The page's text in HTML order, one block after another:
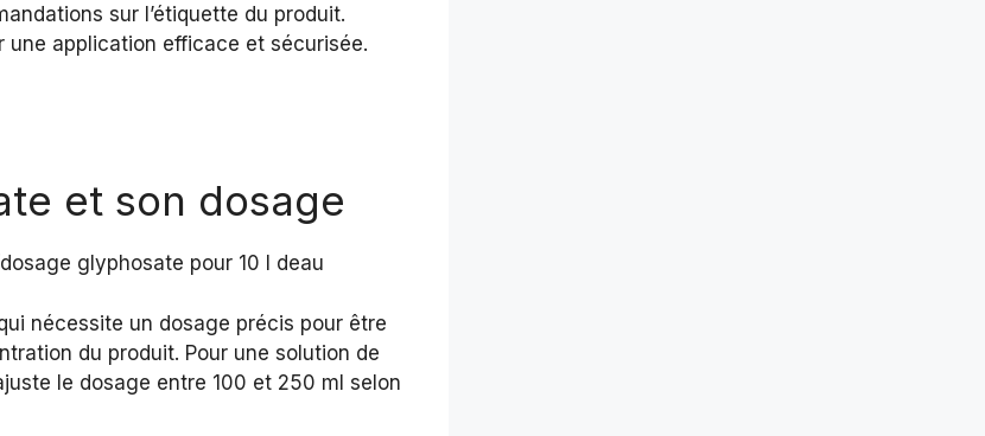
sur l’étiquette du produit.
application efficace et sécurisée.
et son dosage
nécessite un dosage précis pour être
du produit. Pour une solution de
le dosage entre 100 et 250 ml selon